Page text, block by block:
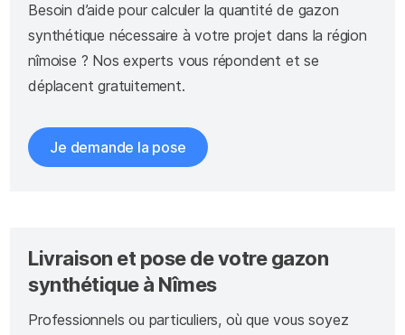
Besoin d’aide pour calculer la quantité de gazon
synthétique nécessaire à votre projet dans la région
nîmoise ? Nos experts vous répondent et se
déplacent gratuitement.
Je demande la pose
Livraison et pose de votre gazon
synthétique à Nîmes
Professionnels ou particuliers, où que vous soyez